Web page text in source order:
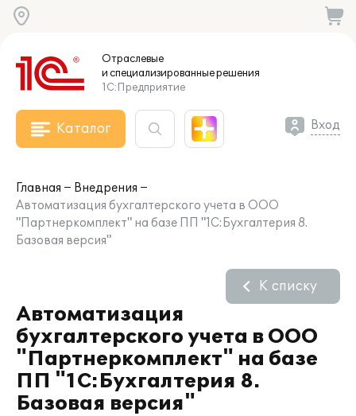
Отраслевые
и специализированныерешения
1С:Предприятие
Каталог Вход
Главная
Внедрения
Автоматизация бухгалтерского учета в ООО
"Партнеркомплект" на базе ПП "1С:Бухгалтерия 8.
Базовая версия"
Автоматизация
бухгалтерского учета в ООО
"Партнеркомплект" на базе
ПП "1С:Бухгалтерия 8.
Базовая версия"
К списку